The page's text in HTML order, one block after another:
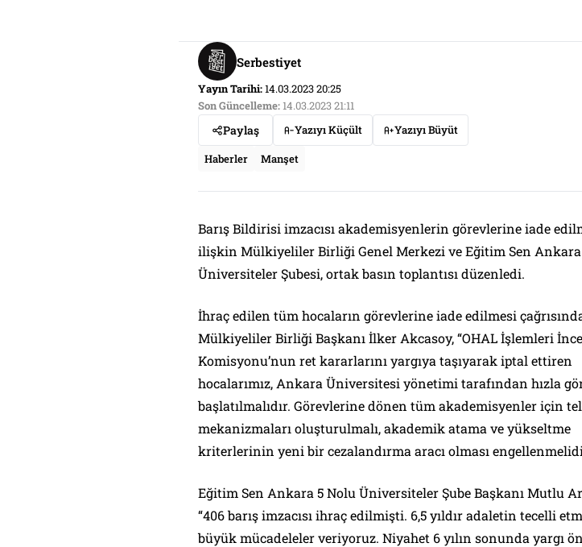
Serbestiyet
Yayın Tarihi:14.03.2023 20:25
Son Güncelleme: 14.03.2023 21:11
Paylaş Yazıyı Küçült
Yazıyı Büyüt
Haberler
Manşet
Barış Bildirisi imzacısı akademisyenlerin görevlerine iade
ilişkin Mülkiyeliler Birliği Genel Merkezi ve Eğitim Sen Ankara
Üniversiteler Şubesi, ortak basın toplantısı düzenledi.
İhraç edilen tüm hocaların görevlerine iade edilmesi
Mülkiyeliler Birliği Başkanı İlker Akcasoy, “OHAL İşlemleri
Komisyonu’nun ret kararlarını yargıya taşıyarak iptal ettiren
hocalarımız, Ankara Üniversitesi yönetimi tarafından hızla
başlatılmalıdır. Görevlerine dönen tüm akademisyenler için
mekanizmaları oluşturulmalı, akademik atama ve yükseltme
kriterlerinin yeni bir cezalandırma aracı olması
Eğitim Sen Ankara 5 Nolu Üniversiteler Şube Başkanı Mutlu
“406 barış imzacısı ihraç edilmişti. 6,5 yıldır adaletin tecelli
büyük mücadeleler veriyoruz. Niyahet 6 yılın sonunda yargı